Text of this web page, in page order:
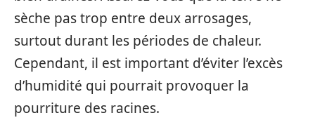
sèche pas trop entre deux arrosages,
surtout durant les périodes de chaleur.
Cependant, il est important d’éviter l’excès
d’humidité qui pourrait provoquer la
pourriture des racines.